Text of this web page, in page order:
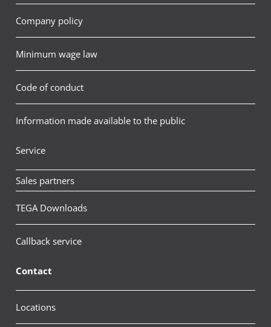
Company policy
Minimum wage law
Code of conduct
Information made available to the public
Service
Sales partners
TEGA Downloads
Callback service
Contact
Locations